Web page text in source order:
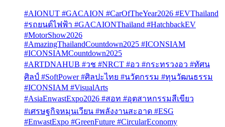
#AIONUT #GACAION #CarOfTheYear2026 #EVThailand
#รถยนต์ไฟฟ้า #GACAIONThailand #HatchbackEV
#MotorShow2026
#AmazingThailandCountdown2025 #ICONSIAM
#ICONSIAMCountdown2025
#ARTDNAHUB #วช #NRCT #อว #กระทรวงอว #ทัศน
ศิลป์ #SoftPower #ศิลปะไทย #นวัตกรรม #ทุนวัฒนธรรม
#ICONSIAM #VisualArts
#AsiaEnwastExpo2026 #สอท #อุตสาหกรรมสีเขียว
#เศรษฐกิจหมุนเวียน #พลังงานสะอาด #ESG
#EnwastExpo #GreenFuture #CircularEconomy